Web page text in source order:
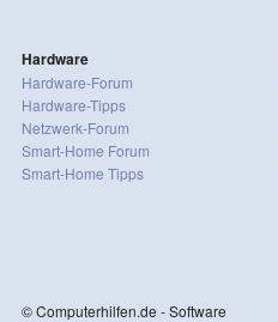
Hardware
Hardware-Forum
Hardware-Tipps
Netzwerk-Forum
Smart-Home Forum
Smart-Home Tipps
© Computerhilfen.de - Software